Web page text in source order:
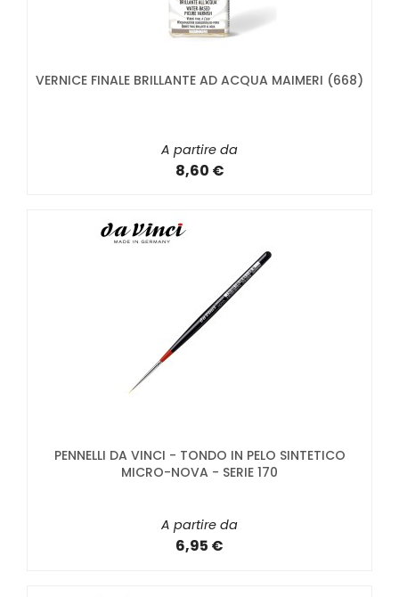
VERNICE FINALE BRILLANTE AD ACQUA MAIMERI (668)
A partire da
8,60 €
PENNELLI DA VINCI - TONDO IN PELO SINTETICO
MICRO-NOVA - SERIE 170
A partire da
6,95 €